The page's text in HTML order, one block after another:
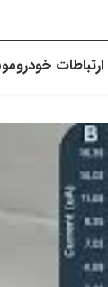
ارتباطات خودرو